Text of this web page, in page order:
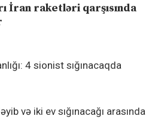
İran raketləri qarşısında
4 sionist sığınacaqda
və iki ev sığınacağı arasında